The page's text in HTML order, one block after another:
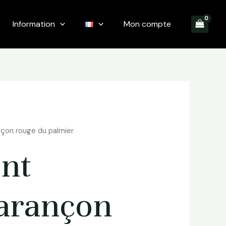
Information Mon compte
rouge du palmier